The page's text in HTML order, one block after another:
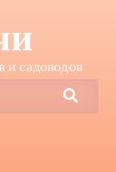
и садоводов